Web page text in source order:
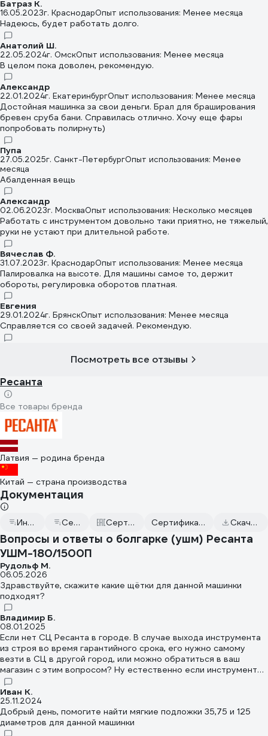
понадобится. Сделана добротно.
Батраз К.
16.05.2023г. КраснодарОпыт использования: Менее месяца
Надеюсь, будет работать долго.
Анатолий Ш.
22.05.2024г. ОмскОпыт использования: Менее месяца
В целом пока доволен, рекомендую.
Александр
22.01.2024г. ЕкатеринбургОпыт использования: Менее месяца
Достойная машинка за свои деньги. Брал для браширования
бревен сруба бани. Справилась отлично. Хочу еще фары
попробовать полирнуть)
Пупа
27.05.2025г. Санкт-ПетербургОпыт использования: Менее
месяца
Абалденная вещь
Александр
02.06.2023г. МоскваОпыт использования: Несколько месяцев
Работать с инструментом довольно таки приятно, не тяжелый,
руки не устают при длительной работе.
Вячеслав Ф.
31.07.2023г. КраснодарОпыт использования: Менее месяца
Палировалка на высоте. Для машины самое то, держит
обороты, регулировка оборотов платная.
Евгения
29.01.2024г. БрянскОпыт использования: Менее месяца
Справляется со своей задачей. Рекомендую.
Посмотреть все отзывы
Ресанта
Все товары бренда
Латвия — родина бренда
Китай — страна производства
Документация
Инструкция к товару Сертификат дилера Сертификаты соответствия Сертификат соответствия от 2023.06.01 Скачать всю документацию
Вопросы и ответы о болгарке (ушм) Ресанта
УШМ-180/1500П
Рудольф М.
06.05.2026
Здравствуйте, скажите какие щётки для данной машинки
подходят?
Владимир Б.
08.01.2025
Если нет СЦ Ресанта в городе. В случае выхода инструмента
из строя во время гарантийного срока, его нужно самому
везти в СЦ в другой город, или можно обратиться в ваш
магазин с этим вопросом? Ну естественно если инструмент
куплен у вас.
Иван К.
25.11.2024
Добрый день, помогите найти мягкие подложки 35,75 и 125
диаметров для данной машинки